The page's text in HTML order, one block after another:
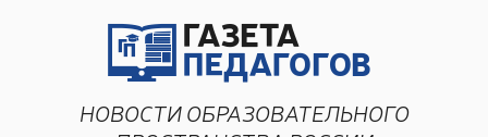
НОВОСТИ ОБРАЗОВАТЕЛЬНОГО